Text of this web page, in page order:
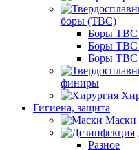
боры (ТВС)
Боры ТВС
Боры ТВС
Боры ТВС
финиры
Гигиена, защита
Маски
Разное